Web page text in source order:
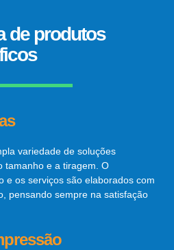
de produtos
variedade de soluções
tamanho e a tiragem. O
e os serviços são elaborados com
pensando sempre na satisfação